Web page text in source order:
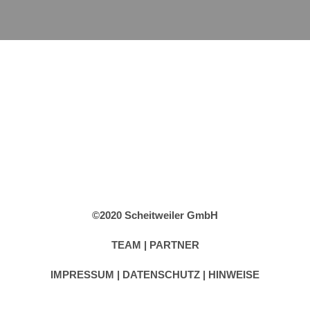
©2020 Scheitweiler GmbH
TEAM | PARTNER
IMPRESSUM | DATENSCHUTZ | HINWEISE